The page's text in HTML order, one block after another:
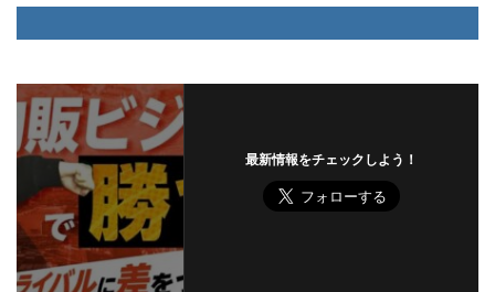
最新情報をチェックしよう！